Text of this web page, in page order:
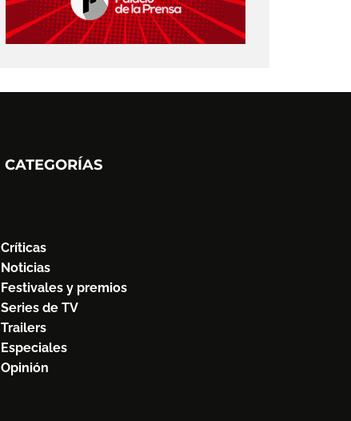
CATEGORÍAS
Críticas
Noticias
Festivales y premios
Series de TV
Trailers
Especiales
Opinión